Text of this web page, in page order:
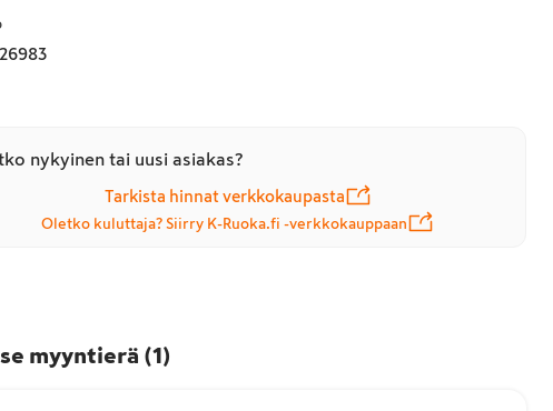
nykyinen tai uusi asiakas?
Tarkista hinnat verkkokaupasta
Oletko kuluttaja? Siirry K-Ruoka.fi -verkkokauppaan
myyntierä (1 )